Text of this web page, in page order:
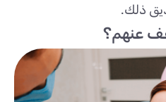
ذلك.
عنهم؟